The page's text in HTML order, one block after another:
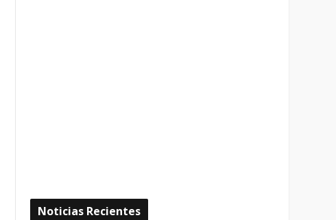
Noticias Recientes